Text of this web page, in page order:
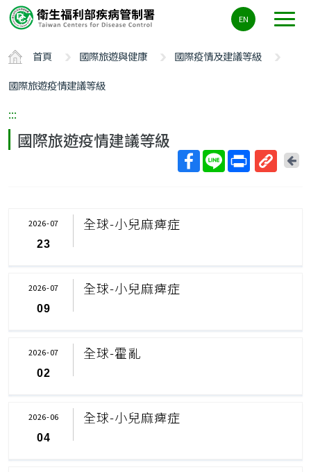
要
容
ALT+C
EN
首頁 國際旅遊與健康
國際疫情及建議等級
國際旅遊疫情建議等級
:::
國際旅遊疫情建議等級
回
全球-小兒麻痺症
2026-07
23
全球-小兒麻痺症
2026-07
09
全球-霍亂
2026-07
02
全球-小兒麻痺症
2026-06
04